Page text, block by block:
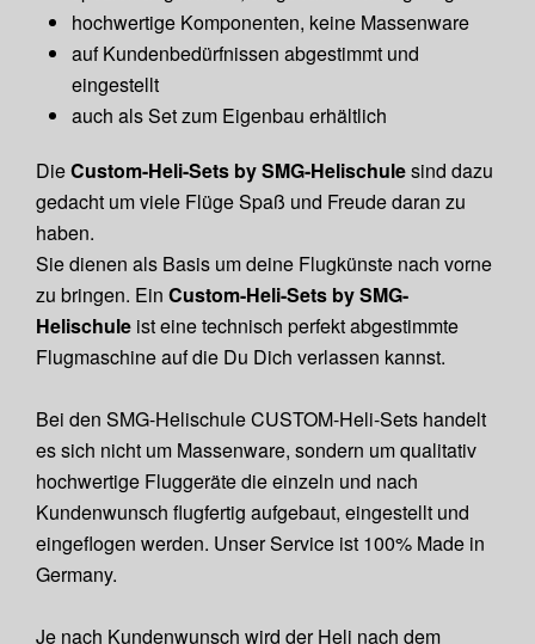
hochwertige Komponenten, keine Massenware
auf Kundenbedürfnissen abgestimmt und
eingestellt
auch als Set zum Eigenbau erhältlich
DieCustom-Heli-Sets by SMG-Helischulesind dazu
gedacht um viele Flüge Spaß und Freude daran zu
haben.
Sie dienen als Basis um deine Flugkünste nach vorne
zu bringen. Ein Custom-Heli-Sets by SMG-
Helischule ist eine technisch perfekt abgestimmte
Flugmaschine auf die Du Dich verlassen kannst.
Bei den SMG-Helischule CUSTOM-Heli-Sets handelt
es sich nicht um Massenware, sondern um qualitativ
hochwertige Fluggeräte die einzeln und nach
Kundenwunsch flugfertig aufgebaut, eingestellt und
eingeflogen werden. Unser Service ist 100% Made in
Germany.
Je nach Kundenwunsch wird der Heli nach dem